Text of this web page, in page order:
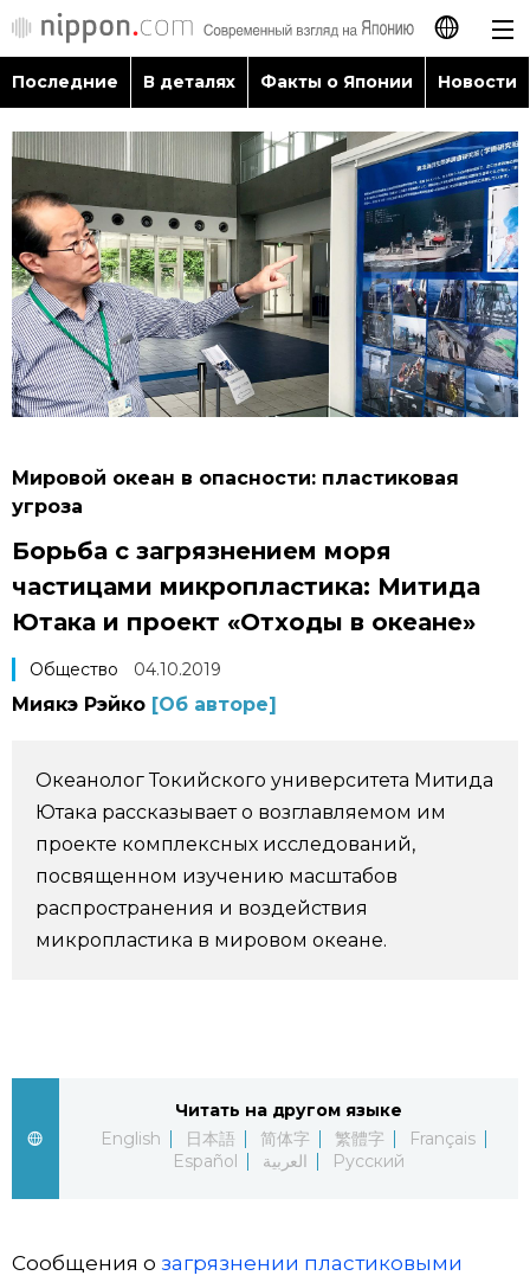
日本語
English
简体字
繁體字
Français
Español
Последние
В деталях
Факты о Японии
Путеводитель по Японии
Фото/Видео
Разделы
Люди
Блог
Политика
Экономика
Популярные статьи
Японский язык
Японский калейдоскоп
Семья
Последние В деталях Факты о Японии Новости
Мировой океан в опасности: пластиковая
угроза
Борьба с загрязнением моря
частицами микропластика: Митида
Ютака и проект «Отходы в океане»
Общество 04.10.2019
Миякэ Рэйко [Об авторе]
Океанолог Токийского университета Митида
Ютака рассказывает о возглавляемом им
проекте комплексных исследований,
посвященном изучению масштабов
распространения и воздействия
микропластика в мировом океане.
Читать на другом языке
English
日本語 简体字 繁體字
Français
Español
العربية Русский
Сообщения о загрязнении пластиковыми